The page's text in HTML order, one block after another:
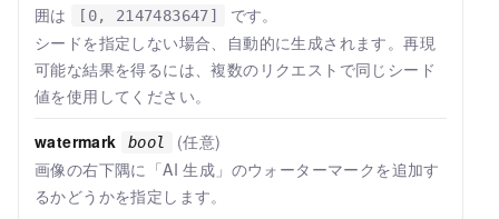
囲は
[0, 2147483647]
です。
シードを指定しない場合、自動的に生成されます。再現
可能な結果を得るには、複数のリクエストで同じシード
値を使用してください。
watermark bool
(任意)
画像の右下隅に「AI 生成」のウォーターマークを追加す
るかどうかを指定します。